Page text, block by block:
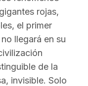
rojas,
el primer
llegará en su
de la
invisible. Solo